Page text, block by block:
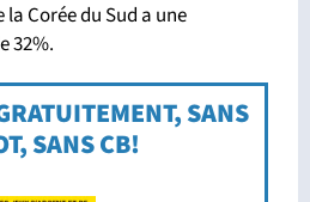
Corée du Sud a une
32%.
SANS
SANS CB!